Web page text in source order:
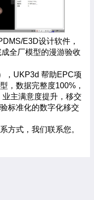
E3D设计软件，
全厂模型的漫游验收
，UKP3d 帮助EPC项
，数据完整度100%，
主满意度提升，移交
标准化的数字化移交
方式，我们联系您。